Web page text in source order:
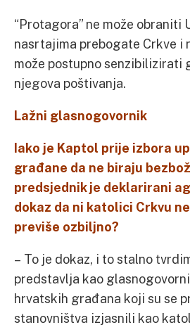
“Protagora” ne može obraniti
nasrtajima prebogate Crkve i
može postupno senzibilizirati
njegova poštivanja.
Lažni glasnogovornik
Iako je Kaptol prije izbora
građane da ne biraju
predsjednik je deklarirani
dokaz da ni katolici Crkvu
previše ozbiljno?
– To je dokaz, i to stalno
predstavlja kao
hrvatskih građana koji su se
stanovništva izjasnili kao